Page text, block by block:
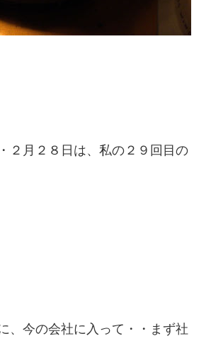
２月２８日は、私の２９回目の
、今の会社に入って・・まず社